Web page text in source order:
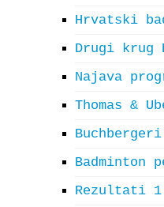
Hrvatski
Drugi krug
Najava
Thomas &
Rezultati